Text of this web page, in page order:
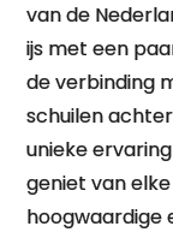
van de
ijs met een
de verbinding
schuilen
unieke
geniet van
hoogwaardige